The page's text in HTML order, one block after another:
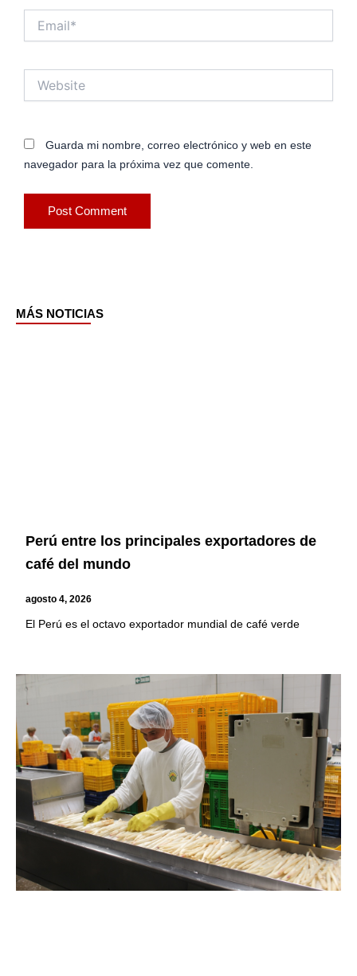
Guarda mi nombre, correo electrónico y web en este
navegador para la próxima vez que comente.
MÁS NOTICIAS
Perú entre los principales exportadores de
café del mundo
agosto 4, 2026
El Perú es el octavo exportador mundial de café verde